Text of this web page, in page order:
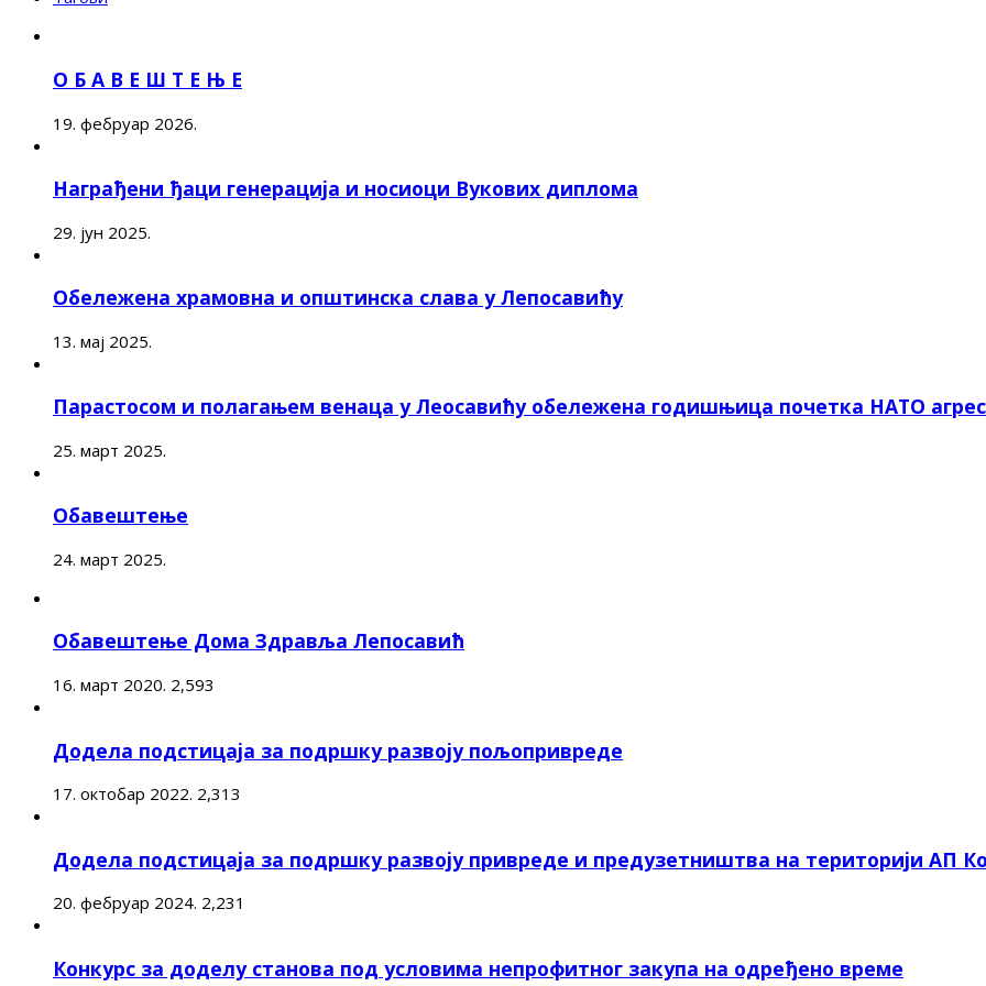
О Б А В Е Ш Т Е Њ Е
19. фебруар 2026.
Награђени ђаци генерација и носиоци Вукових диплома
29. јун 2025.
Обележена храмовна и општинска слава у Лепосавићу
13. мај 2025.
Парастосом и полагањем венаца у Леосавићу обележена годишњица почетка НАТО
25. март 2025.
Обавештење
24. март 2025.
Обавештење Дома Здравља Лепосавић
16. март 2020. 2,593
Додела подстицаја за подршку развоју пољопривреде
17. октобар 2022. 2,313
Додела подстицаја за подршку развоју привреде и предузетништва на територији АП
20. фебруар 2024. 2,231
Конкурс за доделу станова под условима непрофитног закупа на одређено време